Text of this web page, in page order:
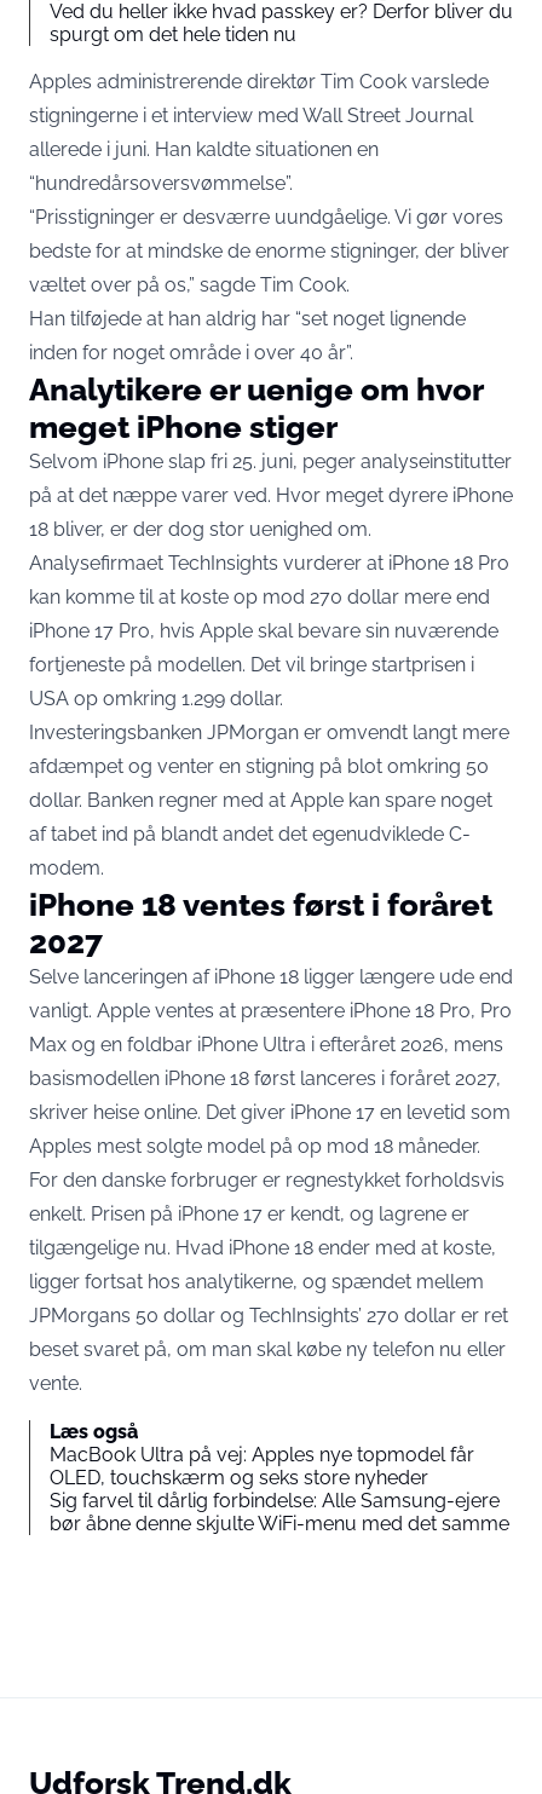
Ved du heller ikke hvad passkey er? Derfor bliver du
spurgt om det hele tiden nu
Apples administrerende direktør Tim Cook varslede
stigningerne i et interview med Wall Street Journal
allerede i juni. Han kaldte situationen en
“hundredårsoversvømmelse”.
“Prisstigninger er desværre uundgåelige. Vi gør vores
bedste for at mindske de enorme stigninger, der bliver
væltet over på os,” sagde Tim Cook.
Han tilføjede at han aldrig har “set noget lignende
inden for noget område i over 40 år”.
Analytikere er uenige om hvor
meget iPhone stiger
Selvom iPhone slap fri 25. juni, peger analyseinstitutter
på at det næppe varer ved. Hvor meget dyrere iPhone
18 bliver, er der dog stor uenighed om.
Analysefirmaet TechInsights vurderer at iPhone 18 Pro
kan komme til at koste op mod 270 dollar mere end
iPhone 17 Pro, hvis Apple skal bevare sin nuværende
fortjeneste på modellen. Det vil bringe startprisen i
USA op omkring 1.299 dollar.
Investeringsbanken JPMorgan er omvendt langt mere
afdæmpet og venter en stigning på blot omkring 50
dollar. Banken regner med at Apple kan spare noget
af tabet ind på blandt andet det egenudviklede C-
modem.
iPhone 18 ventes først i foråret
2027
Selve lanceringen af iPhone 18 ligger længere ude end
vanligt. Apple ventes at præsentere iPhone 18 Pro, Pro
Max og en foldbar iPhone Ultra i efteråret 2026, mens
basismodellen iPhone 18 først lanceres i foråret 2027,
skriver heise online. Det giver iPhone 17 en levetid som
Apples mest solgte model på op mod 18 måneder.
For den danske forbruger er regnestykket forholdsvis
enkelt. Prisen på iPhone 17 er kendt, og lagrene er
tilgængelige nu. Hvad iPhone 18 ender med at koste,
ligger fortsat hos analytikerne, og spændet mellem
JPMorgans 50 dollar og TechInsights’ 270 dollar er ret
beset svaret på, om man skal købe ny telefon nu eller
vente.
Læs også
MacBook Ultra på vej: Apples nye topmodel får
OLED, touchskærm og seks store nyheder
Sig farvel til dårlig forbindelse: Alle Samsung-ejere
bør åbne denne skjulte WiFi-menu med det samme
Udforsk Trend.dk